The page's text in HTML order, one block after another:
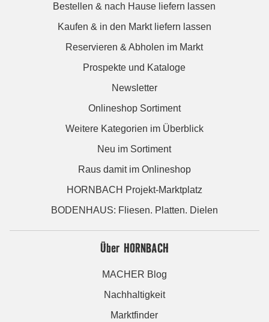
Bestellen & nach Hause liefern lassen
Kaufen & in den Markt liefern lassen
Reservieren & Abholen im Markt
Prospekte und Kataloge
Newsletter
Onlineshop Sortiment
Weitere Kategorien im Überblick
Neu im Sortiment
Raus damit im Onlineshop
HORNBACH Projekt-Marktplatz
BODENHAUS: Fliesen. Platten. Dielen
Über HORNBACH
MACHER Blog
Nachhaltigkeit
Marktfinder